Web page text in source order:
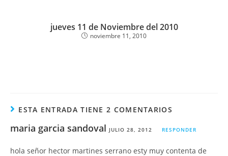
jueves 11 de Noviembre del 2010
noviembre 11, 2010
ESTA ENTRADA TIENE 2 COMENTARIOS
maria garcia sandoval JULIO 28, 2012 RESPONDER
hola señor hector martines serrano esty muy contenta de